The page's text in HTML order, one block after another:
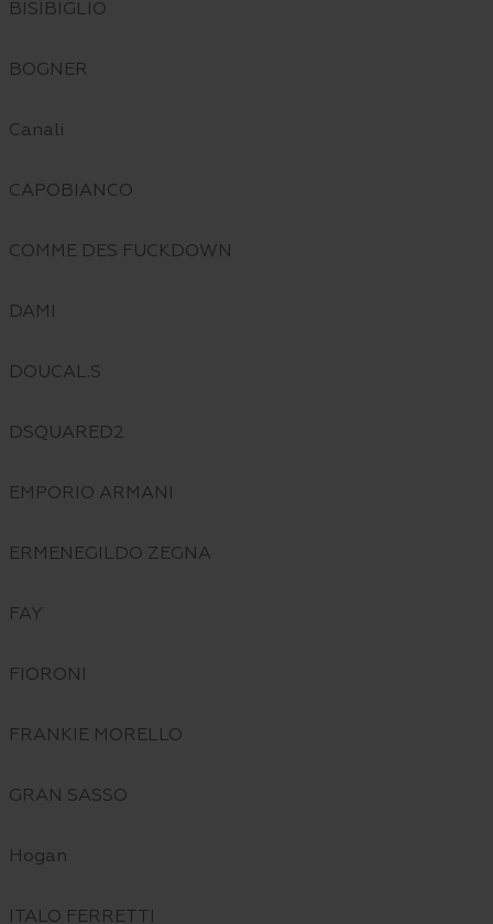
BISIBIGLIO
BOGNER
Canali
CAPOBIANCO
COMME DES FUCKDOWN
DAMI
DOUCAL.S
DSQUARED2
EMPORIO ARMANI
ERMENEGILDO ZEGNA
FAY
FIORONI
FRANKIE MORELLO
GRAN SASSO
Hogan
ITALO FERRETTI